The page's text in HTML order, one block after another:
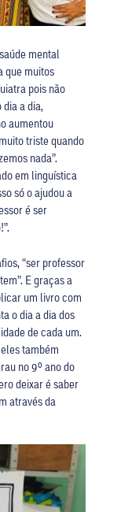
mental
que muitos
pois não
a dia,
aumentou
triste quando
nada”.
em linguística
só o ajudou a
é ser
“ser professor
E graças a
um livro com
o dia a dia dos
de cada um.
também
no 9º ano do
deixar é saber
através da